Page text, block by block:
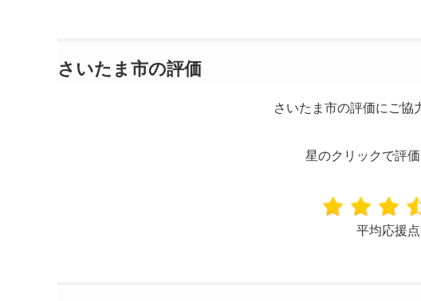
さいたま市の評価
さいたま市の評価にご協
星のクリックで評
平均応援点